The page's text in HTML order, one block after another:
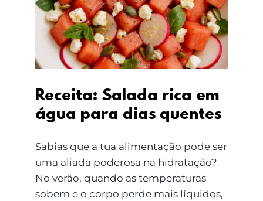
Receita: Salada rica em
água para dias quentes
Receita: Salada rica em
água para dias quentes
Sabias que a tua alimentação pode ser
uma aliada poderosa na hidratação?
No verão, quando as temperaturas
sobem e o corpo perde mais líquidos,